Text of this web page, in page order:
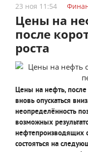
23 ноя 11:54
Цены на
после
роста
Цены на нефть,
вновь опускаться
неопределённость
возможных
нефтепроизводящих
состояться на